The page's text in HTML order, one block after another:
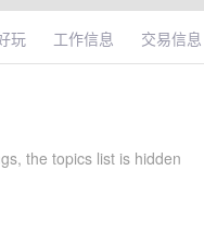
玩 工作信息 交易信息
the topics list is hidden